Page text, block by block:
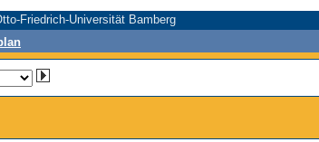
Friedrich-Universität Bamberg